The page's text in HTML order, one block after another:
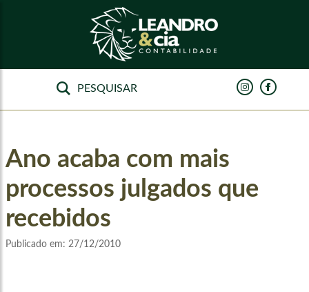
Ano acaba com mais
processos julgados que
recebidos
Publicado em: 27/12/2010